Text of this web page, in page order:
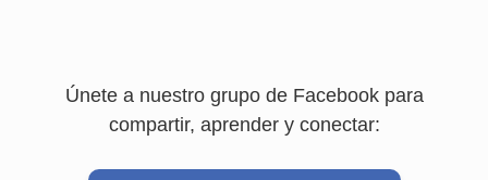
Únete a nuestro grupo de Facebook para
compartir, aprender y conectar: